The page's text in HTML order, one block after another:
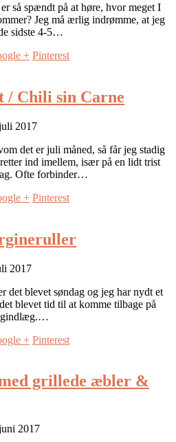
så spændt på at høre, hvor meget I
Jeg må ærlig indrømme, at jeg
sidste 4-5…
+ Pinterest
/ Chili sin Carne
2017
det er juli måned, så får jeg stadig
ind imellem, især på en lidt trist
Ofte forbinder…
+ Pinterest
2017
det blevet søndag og jeg har nydt et
blevet tid til at komme tilbage på
+ Pinterest
grillede æbler &
2017